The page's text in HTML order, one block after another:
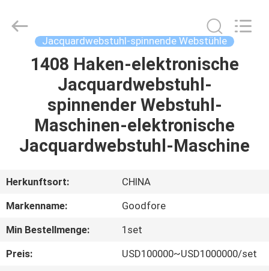
PRODUKTE
VIDEOS
ÜBER
WERKSBESICHTIGUNG
Machinery
Co.,Ltd.
Jacquardwebstuhl-spinnende Webstühle
1408 Haken-elektronische
Jacquardwebstuhl-
spinnender Webstuhl-
Maschinen-elektronische
Jacquardwebstuhl-Maschine
Herkunftsort:
CHINA
Markenname:
Goodfore
Min Bestellmenge:
1set
Preis:
USD100000~USD1000000/set